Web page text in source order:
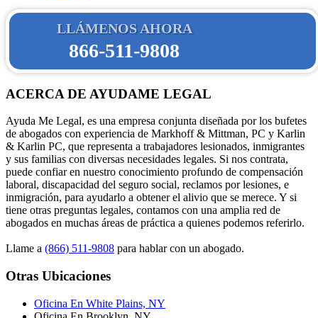
LLÁMENOS AHORA
866-511-9808
ACERCA DE AYUDAME LEGAL
Ayuda Me Legal, es una empresa conjunta diseñada por los bufetes
de abogados con experiencia de Markhoff & Mittman, PC y Karlin
& Karlin PC, que representa a trabajadores lesionados, inmigrantes
y sus familias con diversas necesidades legales. Si nos contrata,
puede confiar en nuestro conocimiento profundo de compensación
laboral, discapacidad del seguro social, reclamos por lesiones, e
inmigración, para ayudarlo a obtener el alivio que se merece. Y si
tiene otras preguntas legales, contamos con una amplia red de
abogados en muchas áreas de práctica a quienes podemos referirlo.
Llame a (866) 511-9808 para hablar con un abogado.
Otras Ubicaciones
Oficina En White Plains, NY